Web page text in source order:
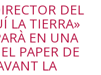
DEL
LA TIERRA»
EN UNA
PAPER DE
LA